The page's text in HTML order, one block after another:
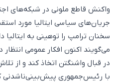
واکنش قاطع ملونی در شبکه‌های
جریان‌های سیاسی ایتالیا مورد
سخنان ترامپ را توهینی به ایتالیا
می‌گویند اکنون افکار عمومی انتظار
در قبال واشنگتن اتخاذ کند و از
با رئیس‌جمهوری پیش‌بینی‌ناشدنی